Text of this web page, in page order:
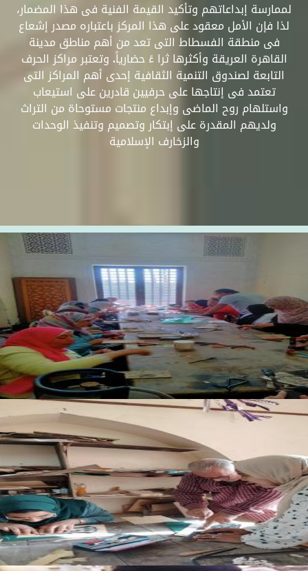
لممارسة إبداعاتهم وتأكيد القيمة الفنية فى هذا المضمار،
لذا فإن الأمل معقود على هذا المركز باعتباره مصدر إشعاع
فى منطقة الفسطاط التى تعد من أهم مناطق مدينة
القاهرة العريقة وأكثرها ثرا ءً حضارياً. وتعتبر مراكز الحرف
التابعة لصندوق التنمية الثقافية إحدى أهم المراكز التى
تعتمد فى إنتاجها على حرفيين قادرين على استيعاب
واستلهام روح الماضى وإبداع منتجات مستوحاة من التراث
ولديهم المقدرة على إبتكار وتصميم وتنفيذ الوحدات
والزخارف الإسلامية